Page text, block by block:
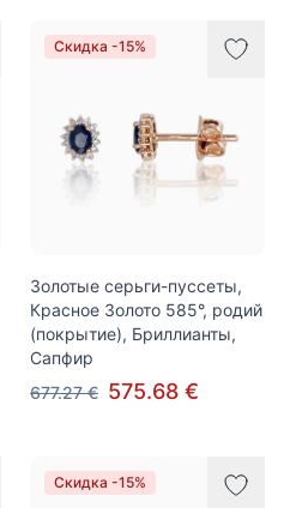
Скидка -15%
Золотые серьги-пуссеты,
Красное Золото 585°, родий
(покрытие), Бриллианты,
Сапфир
677.27 € 575.68 €
Скидка -15%